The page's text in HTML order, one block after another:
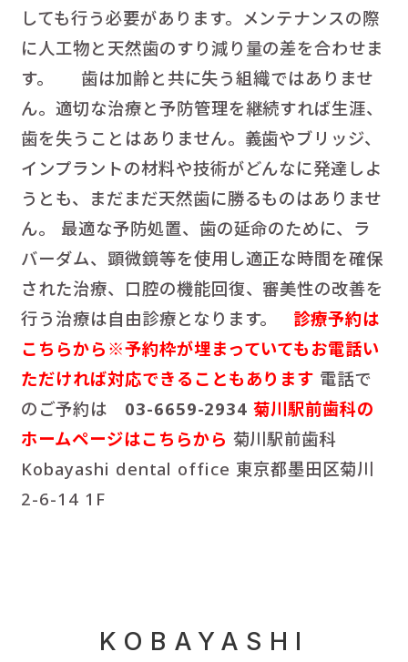
しても行う必要があります。メンテナンスの際
に人工物と天然歯のすり減り量の差を合わせま
す。 歯は加齢と共に失う組織ではありませ
ん。適切な治療と予防管理を継続すれば生涯、
歯を失うことはありません。義歯やブリッジ、
インプラントの材料や技術がどんなに発達しよ
うとも、まだまだ天然歯に勝るものはありませ
ん。 最適な予防処置、歯の延命のために、ラ
バーダム、顕微鏡等を使用し適正な時間を確保
された治療、口腔の機能回復、審美性の改善を
行う治療は自由診療となります。 診療予約は
こちらから※予約枠が埋まっていてもお電話い
ただければ対応できることもあります 電話で
のご予約は 03-6659-2934 菊川駅前歯科の
ホームページはこちらから 菊川駅前歯科
Kobayashi dental office 東京都墨田区菊川
2-6-14 1F
KOBAYASHI